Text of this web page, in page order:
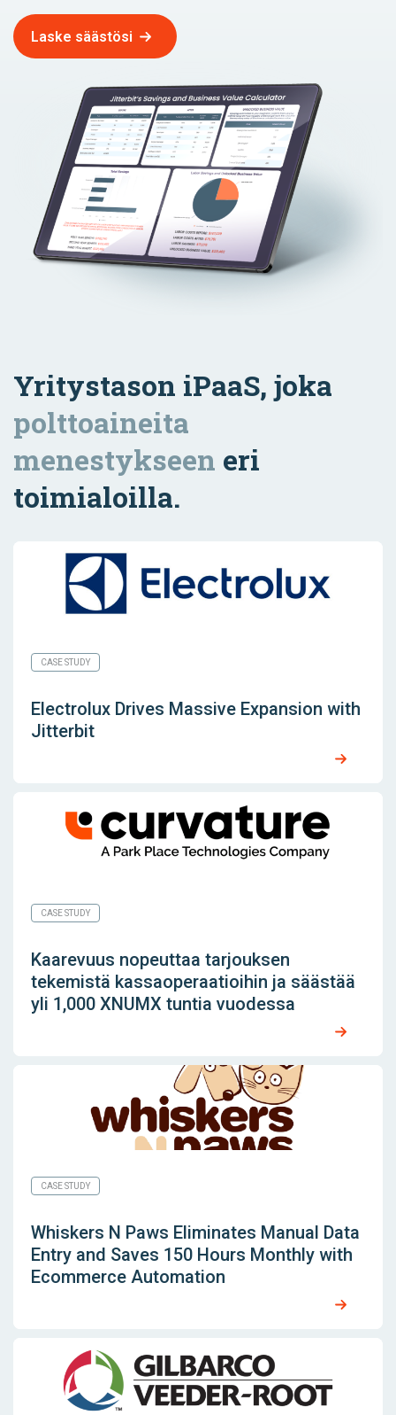
Laske säästösi
Yritystason iPaaS, joka
polttoaineita
menestykseen eri
toimialoilla.
CASE STUDY
Electrolux Drives Massive Expansion with
Jitterbit
CASE STUDY
Kaarevuus nopeuttaa tarjouksen
tekemistä kassaoperaatioihin ja säästää
yli 1,000 XNUMX tuntia vuodessa
CASE STUDY
Whiskers N Paws Eliminates Manual Data
Entry and Saves 150 Hours Monthly with
Ecommerce Automation